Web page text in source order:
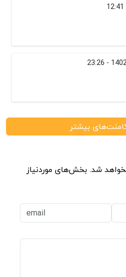
بیشتر
شد. بخش‌های موردنیاز